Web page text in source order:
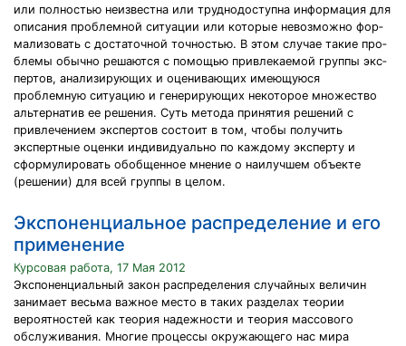
или полностью неизвестна или труднодоступна информация для
описания проблемной ситуации или которые невозможно фор­
мализовать с достаточной точностью. В этом случае такие про­
блемы обычно решаются с помощью привлекаемой группы экс­
пертов, анализирующих и оценивающих имеющуюся
проблемную ситуацию и генерирующих некоторое множество
альтернатив ее решения. Суть метода принятия решений с
привлечением экс­пертов состоит в том, чтобы получить
экспертные оценки инди­видуально по каждому эксперту и
сформулировать обобщенное мнение о наилучшем объекте
(решении) для всей группы в целом.
Экспоненциальное распределение и его
применение
Курсовая работа, 17 Мая 2012
Экспоненциальный закон распределения случайных величин
занимает весьма важное место в таких разделах теории
вероятностей как теория надежности и теория массового
обслуживания. Многие процессы окружающего нас мира